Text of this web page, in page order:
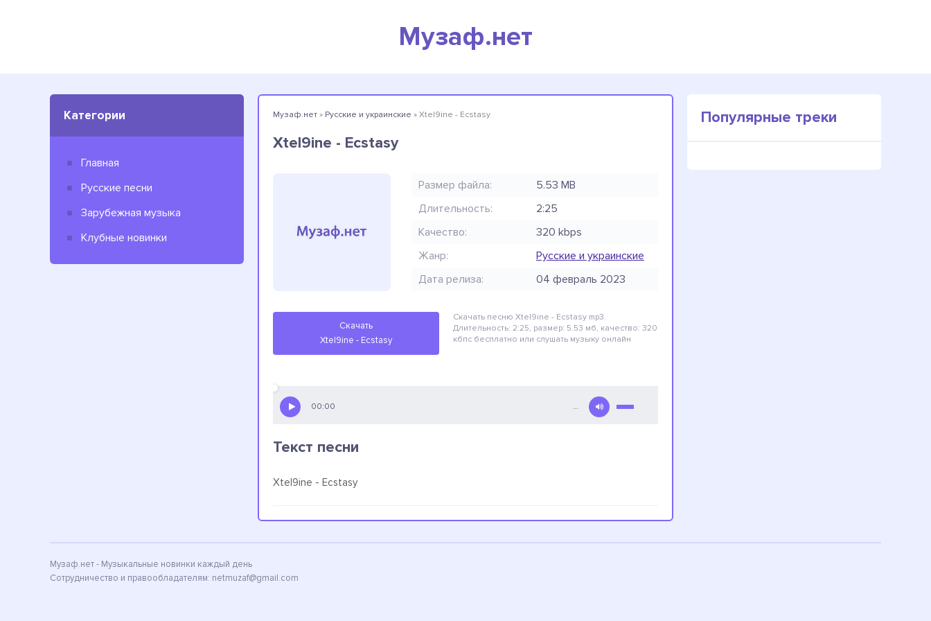
Музаф.нет
Категории
Главная
Русские песни
Зарубежная музыка
Клубные новинки
Музаф.нет » Русские и украинские » Xtel9ine - Ecstasy
Xtel9ine - Ecstasy
Размер файла:
5.53 MB
Длительность:
2:25
Качество:
320 kbps
Жанр:
Русские и украинские
Дата релиза:
04 февраль 2023
Скачать
Xtel9ine - Ecstasy
Скачать песню Xtel9ine - Ecstasy mp3.
Длительность: 2:25, размер: 5.53 мб, качество: 320
кбпс бесплатно или слушать музыку онлайн
00:00 …
Текст песни
Xtel9ine - Ecstasy
Популярные треки
Музаф.нет - Музыкальные новинки каждый день
Сотрудничество и правообладателям: netmuzaf@gmail.com